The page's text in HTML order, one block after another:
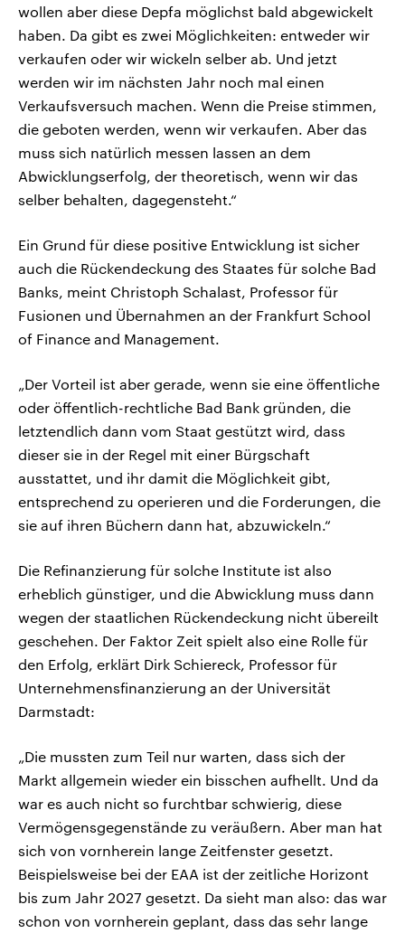
wollen aber diese Depfa möglichst bald abgewickelt
haben. Da gibt es zwei Möglichkeiten: entweder wir
verkaufen oder wir wickeln selber ab. Und jetzt
werden wir im nächsten Jahr noch mal einen
Verkaufsversuch machen. Wenn die Preise stimmen,
die geboten werden, wenn wir verkaufen. Aber das
muss sich natürlich messen lassen an dem
Abwicklungserfolg, der theoretisch, wenn wir das
selber behalten, dagegensteht.“
Ein Grund für diese positive Entwicklung ist sicher
auch die Rückendeckung des Staates für solche Bad
Banks, meint Christoph Schalast, Professor für
Fusionen und Übernahmen an der Frankfurt School
of Finance and Management.
„Der Vorteil ist aber gerade, wenn sie eine öffentliche
oder öffentlich-rechtliche Bad Bank gründen, die
letztendlich dann vom Staat gestützt wird, dass
dieser sie in der Regel mit einer Bürgschaft
ausstattet, und ihr damit die Möglichkeit gibt,
entsprechend zu operieren und die Forderungen, die
sie auf ihren Büchern dann hat, abzuwickeln.“
Die Refinanzierung für solche Institute ist also
erheblich günstiger, und die Abwicklung muss dann
wegen der staatlichen Rückendeckung nicht übereilt
geschehen. Der Faktor Zeit spielt also eine Rolle für
den Erfolg, erklärt Dirk Schiereck, Professor für
Unternehmensfinanzierung an der Universität
Darmstadt:
„Die mussten zum Teil nur warten, dass sich der
Markt allgemein wieder ein bisschen aufhellt. Und da
war es auch nicht so furchtbar schwierig, diese
Vermögensgegenstände zu veräußern. Aber man hat
sich von vornherein lange Zeitfenster gesetzt.
Beispielsweise bei der EAA ist der zeitliche Horizont
bis zum Jahr 2027 gesetzt. Da sieht man also: das war
schon von vornherein geplant, dass das sehr lange